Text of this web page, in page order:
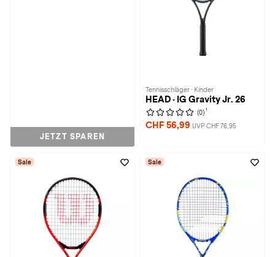
JETZT SPAREN
Tennisschläger · Kinder
HEAD · IG Gravity Jr. 26
(0) 1
CHF 56,99 UVP CHF 76,95
Sale Sale